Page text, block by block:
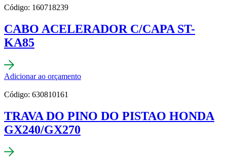
Código: 160718239
CABO ACELERADOR C/CAPA ST-
KA85
Adicionar ao orçamento
Código: 630810161
TRAVA DO PINO DO PISTAO HONDA
GX240/GX270